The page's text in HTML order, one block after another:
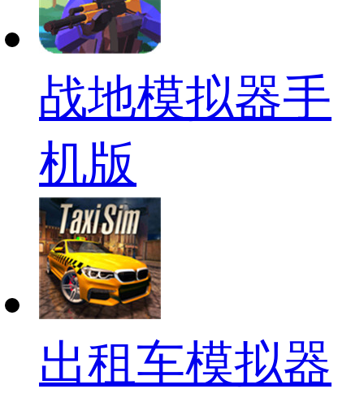
战地模拟器手
机版
出租车模拟器